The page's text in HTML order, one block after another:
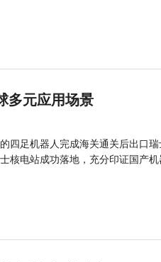
多元应用场景
四足机器人完成海关通关后出口
核电站成功落地，充分印证国产